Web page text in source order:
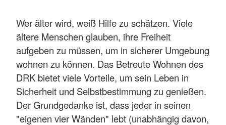
Wer älter wird, weiß Hilfe zu schätzen. Viele
ältere Menschen glauben, ihre Freiheit
aufgeben zu müssen, um in sicherer Umgebung
wohnen zu können. Das Betreute Wohnen des
DRK bietet viele Vorteile, um sein Leben in
Sicherheit und Selbstbestimmung zu genießen.
Der Grundgedanke ist, dass jeder in seinen
"eigenen vier Wänden" lebt (unabhängig davon,